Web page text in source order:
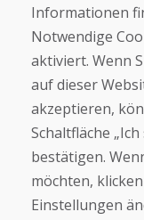
Informationen
Notwendige
aktiviert. Wenn
auf dieser
akzeptieren,
Schaltfläche
bestätigen.
möchten,
Einstellungen